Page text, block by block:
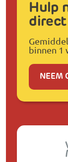
Hulp
direct
binnen 1
NEEM